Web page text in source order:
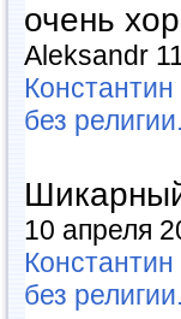
очень
Aleksandr
без
10 апреля
без